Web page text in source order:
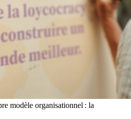
modèle organisationnel : la